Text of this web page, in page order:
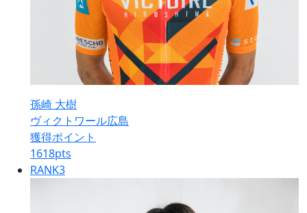
孫崎 大樹
ヴィクトワール広島
獲得ポイント
1618pts
RANK3